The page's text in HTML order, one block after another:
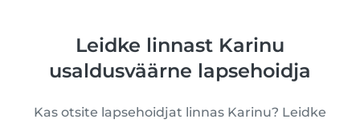
Leidke linnast Karinu
usaldusväärne lapsehoidja
Kas otsite lapsehoidjat linnas Karinu? Leidke